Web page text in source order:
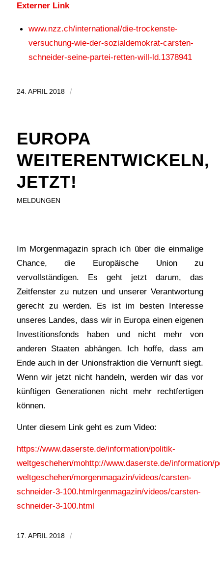
Externer Link
www.nzz.ch/international/die-trockenste-
versuchung-wie-der-sozialdemokrat-carsten-
schneider-seine-partei-retten-will-ld.1378941
24. APRIL 2018 /
EUROPA
WEITERENTWICKELN,
JETZT!
MELDUNGEN
Im Morgenmagazin sprach ich über die einmalige
Chance, die Europäische Union zu
vervollständigen. Es geht jetzt darum, das
Zeitfenster zu nutzen und unserer Verantwortung
gerecht zu werden. Es ist im besten Interesse
unseres Landes, dass wir in Europa einen eigenen
Investitionsfonds haben und nicht mehr von
anderen Staaten abhängen. Ich hoffe, dass am
Ende auch in der Unionsfraktion die Vernunft siegt.
Wenn wir jetzt nicht handeln, werden wir das vor
künftigen Generationen nicht mehr rechtfertigen
können.
Unter diesem Link geht es zum Video:
https://www.daserste.de/information/politik-
weltgeschehen/mohttp://www.daserste.de/information/
weltgeschehen/morgenmagazin/videos/carsten-
schneider-3-100.htmlrgenmagazin/videos/carsten-
schneider-3-100.html
17. APRIL 2018 /